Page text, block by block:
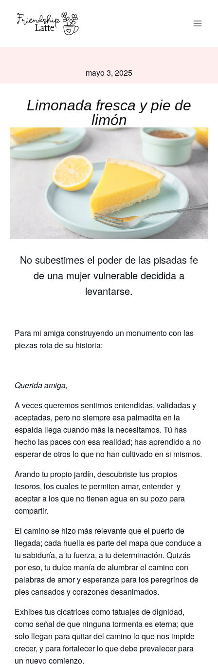
mayo 3, 2025
Limonada fresca y pie de
limón
No subestimes el poder de las pisadas fe
de una mujer vulnerable decidida a
levantarse.
Para mi amiga construyendo un monumento con las
piezas rota de su historia:
Querida amiga,
A veces queremos sentirnos entendidas, validadas y
aceptadas, pero no siempre esa palmadita en la
espalda llega cuando más la necesitamos. Tú has
hecho las paces con esa realidad; has aprendido a no
esperar de otros lo que no han cultivado en si mismos.
Arando tu propio jardín, descubriste tus propios
tesoros, los cuales te permiten amar, entender y
aceptar a los que no tienen agua en su pozo para
compartir.
El camino se hizo más relevante que el puerto de
llegada; cada huella es parte del mapa que conduce a
tu sabiduría, a tu fuerza, a tu determinación. Quizás
por eso, tu dulce manía de alumbrar el camino con
palabras de amor y esperanza para los peregrinos de
pies cansados y corazones desanimados.
Exhibes tus cicatrices como tatuajes de dignidad,
como señal de que ninguna tormenta es eterna; que
solo llegan para quitar del camino lo que nos impide
crecer, y para fortalecer lo que debe prevalecer para
un nuevo comienzo.